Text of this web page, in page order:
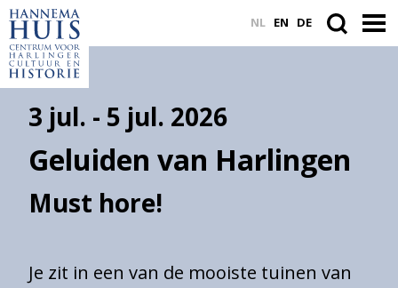
NL EN DE
3 jul. - 5 jul. 2026
Geluiden van Harlingen
Must hore!
Je zit in een van de mooiste tuinen van
ACTUEEL
VASTE COLLECTIE
PLAN JE BEZOEK